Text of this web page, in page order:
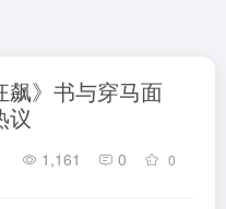
飙》书与穿马面
议
1,161 0 0